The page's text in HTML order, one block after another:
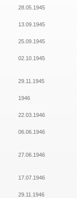
28.05.1945
13.09.1945
25.09.1945
02.10.1945
29.11.1945
1946
22.03.1946
06.06.1946
27.06.1946
17.07.1946
29.11.1946